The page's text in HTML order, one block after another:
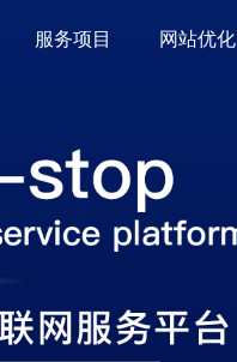
服务项目 网站优化